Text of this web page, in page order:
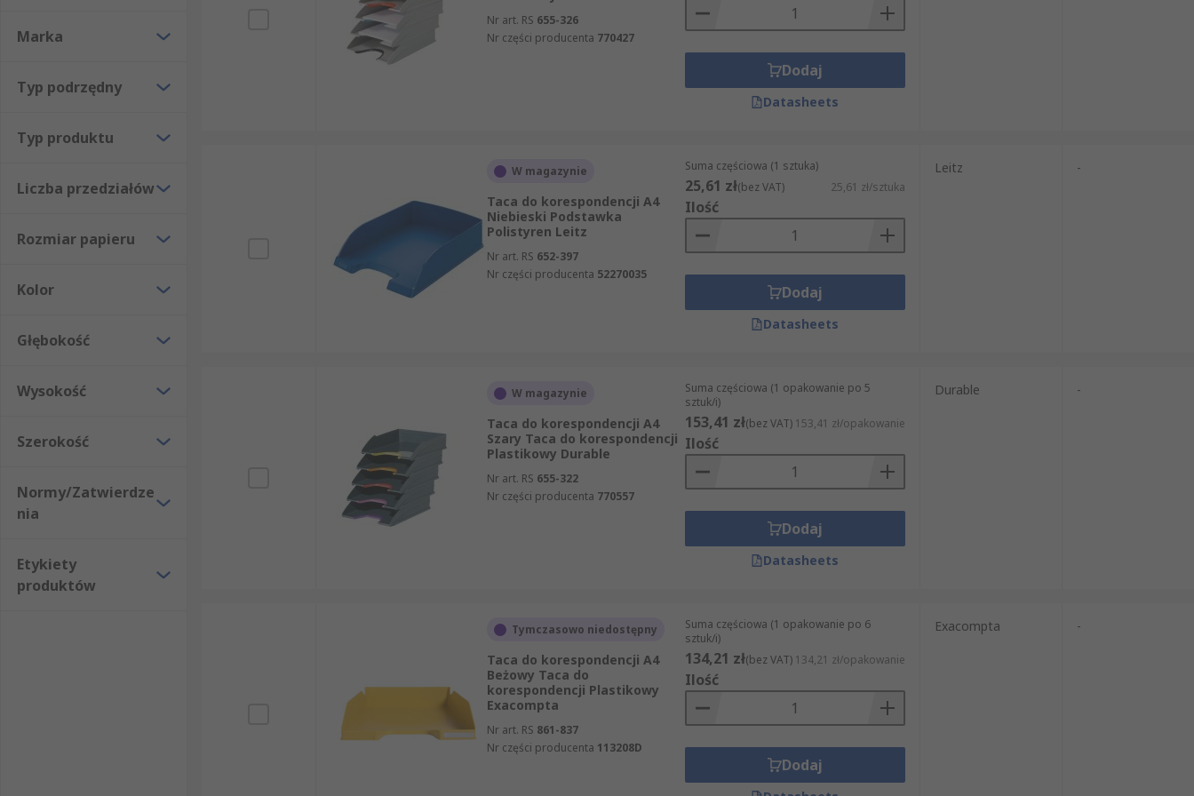
Marka
Typ podrzędny
Typ produktu
Liczba przedziałów
Rozmiar papieru
Kolor
Głębokość
Wysokość
Szerokość
Normy/Zatwierdze
nia
Etykiety
produktów
Nr art. RS 655-326
Nr części producenta 770427
Dodaj
Datasheets
W magazynie
Taca do korespondencji A4
Niebieski Podstawka
Polistyren Leitz
Nr art. RS 652-397
Nr części producenta 52270035
Suma częściowa (1 sztuka)
25,61 zł(bez VAT) 25,61 zł/sztuka
Ilość
Dodaj
Datasheets
Leitz -
W magazynie
Taca do korespondencji A4
Szary Taca do korespondencji
Plastikowy Durable
Nr art. RS 655-322
Nr części producenta 770557
Suma częściowa (1 opakowanie po 5
sztuk/i)
153,41 zł(bez VAT) 153,41 zł/opakowanie
Ilość
Dodaj
Datasheets
Durable -
Tymczasowo niedostępny
Taca do korespondencji A4
Beżowy Taca do
korespondencji Plastikowy
Exacompta
Nr art. RS 861-837
Nr części producenta 113208D
Suma częściowa (1 opakowanie po 6
sztuk/i)
134,21 zł(bez VAT) 134,21 zł/opakowanie
Ilość
Dodaj
Exacompta -